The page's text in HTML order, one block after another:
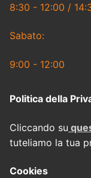
8:30 - 12:00 /
Sabato:
9:00 - 12:00
Politica della
Cliccando su
tuteliamo la tua
Cookies